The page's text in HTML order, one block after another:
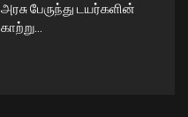
அரசு பேருந்து டயர்களின்
காற்று…